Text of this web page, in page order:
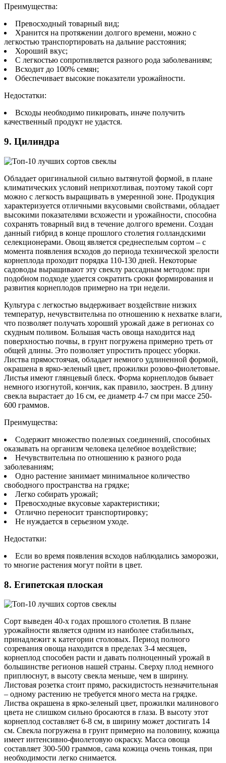
Преимущества:
Превосходный товарный вид;
Хранится на протяжении долгого времени, можно с
легкостью транспортировать на дальние расстояния;
Хороший вкус;
С легкостью сопротивляется разного рода заболеваниям;
Всходит до 100% семян;
Обеспечивает высокие показатели урожайности.
Недостатки:
Всходы необходимо пикировать, иначе получить
качественный продукт не удастся.
9. Цилиндра
Обладает оригинальной сильно вытянутой формой, в плане
климатических условий неприхотливая, поэтому такой сорт
можно с легкость выращивать в умеренной зоне. Продукция
характеризуется отличными вкусовыми свойствами, обладает
высокими показателями всхожести и урожайности, способна
сохранять товарный вид в течение долгого времени. Создан
данный гибрид в конце прошлого столетия голландскими
селекционерами. Овощ является среднеспелым сортом – с
момента появления всходов до периода технической зрелости
корнеплода проходит порядка 110-130 дней. Некоторые
садоводы выращивают эту свеклу рассадным методом: при
подобном подходе удается сократить сроки формирования и
развития корнеплодов примерно на три недели.
Культура с легкостью выдерживает воздействие низких
температур, нечувствительна по отношению к нехватке влаги,
что позволяет получать хороший урожай даже в регионах со
скудным поливом. Большая часть овоща находится над
поверхностью почвы, в грунт погружена примерно треть от
общей длины. Это позволяет упростить процесс уборки.
Листва прямостоячая, обладает немного удлиненной формой,
окрашена в ярко-зеленый цвет, прожилки розово-фиолетовые.
Листья имеют глянцевый блеск. Форма корнеплодов бывает
немного изогнутой, кончик, как правило, заострен. В длину
свекла вырастает до 16 см, ее диаметр 4-7 см при массе 250-
600 граммов.
Преимущества:
Содержит множество полезных соединений, способных
оказывать на организм человека целебное воздействие;
Нечувствительна по отношению к разного рода
заболеваниям;
Одно растение занимает минимальное количество
свободного пространства на грядке;
Легко собирать урожай;
Превосходные вкусовые характеристики;
Отлично переносит транспортировку;
Не нуждается в серьезном уходе.
Недостатки:
Если во время появления всходов наблюдались заморозки,
то многие растения могут пойти в цвет.
8. Египетская плоская
Сорт выведен 40-х годах прошлого столетия. В плане
урожайности является одним из наиболее стабильных,
принадлежит к категории столовых. Период полного
созревания овоща находится в пределах 3-4 месяцев,
корнеплод способен расти и давать полноценный урожай в
большинстве регионов нашей страны. Сверху плод немного
приплюснут, в высоту свекла меньше, чем в ширину.
Листовая розетка стоит прямо, раскидистость незначительная
– одному растению не требуется много места на грядке.
Листва окрашена в ярко-зеленый цвет, прожилки малинового
цвета не слишком сильно бросаются в глаза. В высоту этот
корнеплод составляет 6-8 см, в ширину может достигать 14
см. Свекла погружена в грунт примерно на половину, кожица
имеет интенсивно-фиолетовую окраску. Масса овоща
составляет 300-500 граммов, сама кожица очень тонкая, при
необходимости легко снимается.